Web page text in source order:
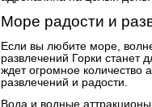
Море радости и
Если вы любите море,
развлечений Горки станет
ждет огромное количество
развлечений и радости.
Вода и водные